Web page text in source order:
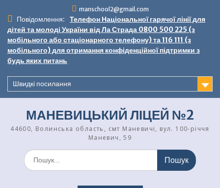
вмісту
manschool2@gmail.com
Повідомлення:
Телефон Національної гарячої лінії для
дітей та молоді України від Ла Страда 0800 500 225 (з
мобільного або стаціонарного телефону) та 116 111 (з
мобільного) для отримання конфіденційної підтримки з
будь яких питань
Швидкі посилання
МАНЕВИЦЬКИЙ ЛІЦЕЙ №2
44600, Волинська область, смт Маневичі, вул. 100-річчя
Маневич, 59
Шукати: